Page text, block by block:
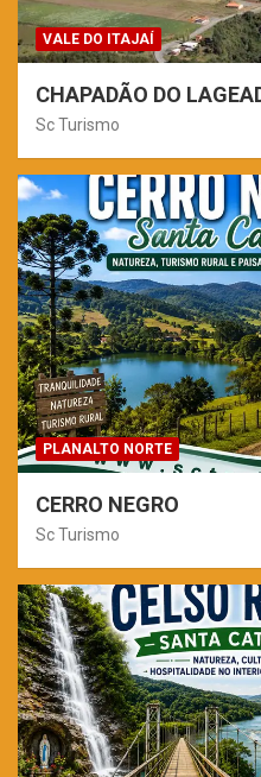
VALE DO ITAJAÍ
CHAPADÃO DO
Sc Turismo
PLANALTO NORTE
CERRO NEGRO
Sc Turismo